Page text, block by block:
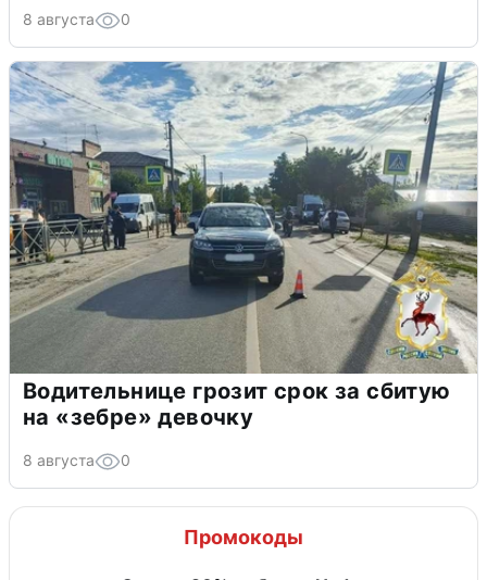
8 августа 0
Водительнице грозит срок за сбитую
на «зебре» девочку
8 августа 0
Промокоды